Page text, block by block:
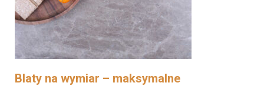
Blaty na wymiar – maksymalne